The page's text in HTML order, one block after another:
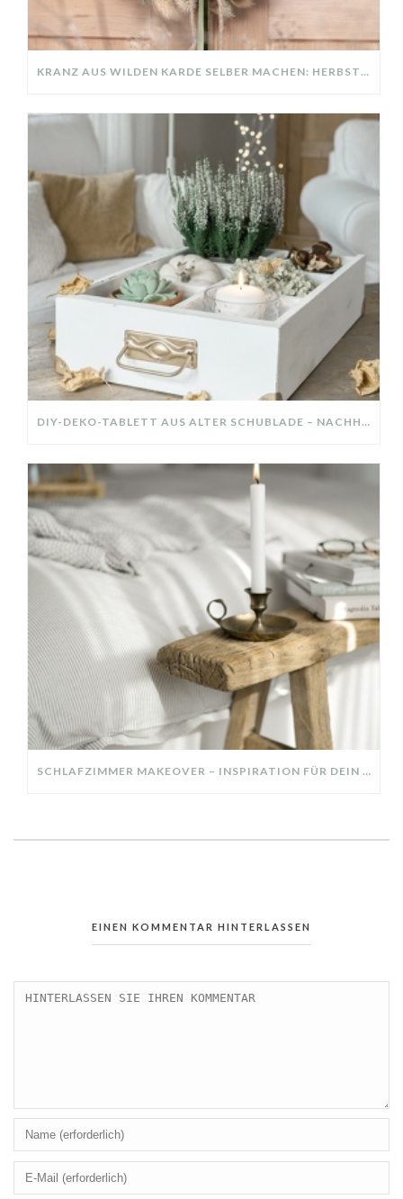
KRANZ AUS WILDEN KARDE SELBER MACHEN: HERBSTDEKO GANZ EINFACH
DIY-DEKO-TABLETT AUS ALTER SCHUBLADE – NACHHALTIGE HERBSTDEKO SELBER MACHEN!
SCHLAFZIMMER MAKEOVER – INSPIRATION FÜR DEIN SCHLAFZIMMER: AUS ALT MACH NEU – HELL, GEMÜTLICH UND EINLADEND
EINEN KOMMENTAR HINTERLASSEN